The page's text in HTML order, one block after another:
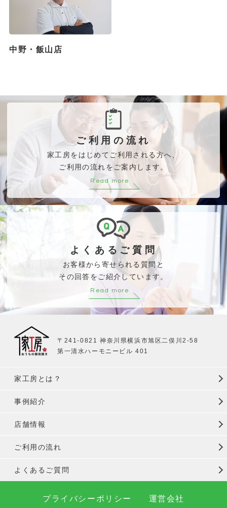
中野・飯山店
ご利用の流れ
家工房をはじめてご利用される方へ、
ご利用の流れをご案内します。
Read more
よくあるご質問
お客様から寄せられる質問と
その回答をご紹介しています。
Read more
〒241-0821 神奈川県横浜市旭区二俣川2-58
第一清水ハーモニービル 401
家工房とは？
事例紹介
店舗情報
ご利用の流れ
よくあるご質問
プライバシーポリシー 運営会社